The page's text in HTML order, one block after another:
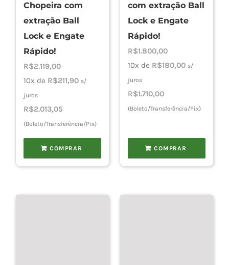
Chopeira com
extração Ball
Lock e Engate
Rápido!
R$2.119,00
10x de R$211,90 s/
juros
R$2.013,05
(Boleto/Transferência/Pix)
COMPRAR
com extração Ball
Lock e Engate
Rápido!
R$1.800,00
10x de R$180,00 s/
juros
R$1.710,00
(Boleto/Transferência/Pix)
COMPRAR